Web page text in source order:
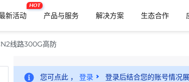
新活动
HOT
产品与服务 解决方案 生态合作
线路300G高防
您可点此 ， 登录 登录后结合您的账号情况